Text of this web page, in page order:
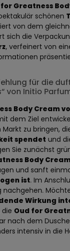
Greatness
schönen
von dem
sich die
, verfeinert von
für die
von Initio
Body Cream
dem Ziel
zu bringen,
spendet und
Sie zunächst
Body
und sanft
ist. Im
Wirkung
Oud for
nach dem
intensiv in die